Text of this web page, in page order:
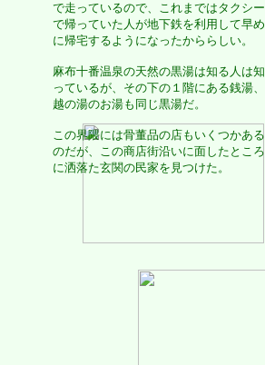
で走っているので、これまではタクシー
で帰っていた人が地下鉄を利用して早め
に帰宅するようになったかららしい。
麻布十番温泉の天然の黒湯は知る人は知
っているが、その下の１階にある銭湯、
越の湯のお湯も同じ黒湯だ。
この界隈には骨董品の店もいくつかある
のだが、この商店街沿いに面したところ
に洒落た玄関の民家を見つけた。